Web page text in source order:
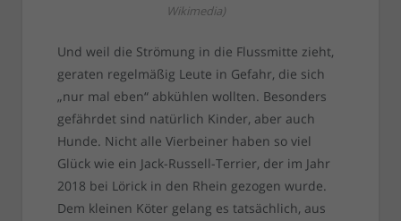
Wikimedia)
Und weil die Strömung in die Flussmitte zieht,
geraten regelmäßig Leute in Gefahr, die sich
„nur mal eben“ abkühlen wollten. Besonders
gefährdet sind natürlich Kinder, aber auch
Hunde. Nicht alle Vierbeiner haben so viel
Glück wie ein Jack-Russell-Terrier, der im Jahr
2018 bei Lörick in den Rhein gezogen wurde.
Dem kleinen Köter gelang es tatsächlich, aus